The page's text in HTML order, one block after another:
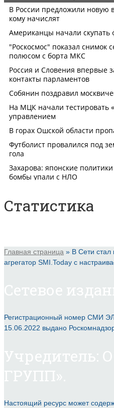
Статистика
Главная страница » В Сети
агрегатор SMI.Today с
Регистрационный номер СМИ
15.06.2022 выдано
Настоящий ресурс может